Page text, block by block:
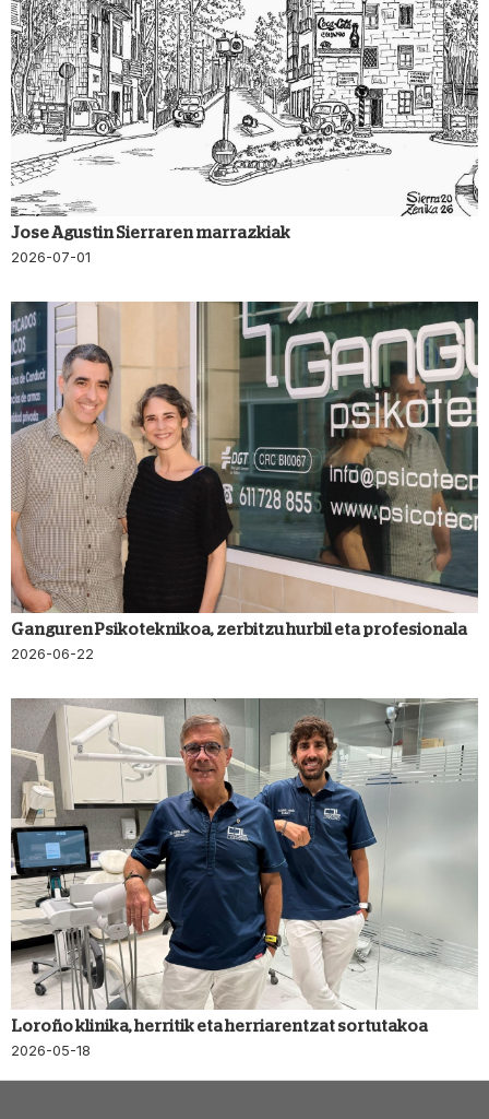
Jose Agustin Sierraren marrazkiak
2026-07-01
Ganguren Psikoteknikoa, zerbitzu hurbil eta profesionala
2026-06-22
Loroño klinika, herritik eta herriarentzat sortutakoa
2026-05-18